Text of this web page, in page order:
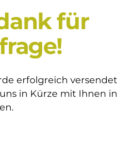
für
erfolgreich versendet
in Kürze mit Ihnen in